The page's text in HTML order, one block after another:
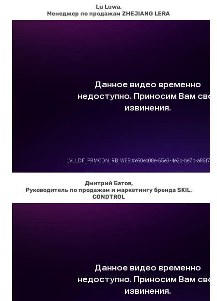
Lu Luwa,
Менеджер по продажам ZHEJIANG LERA
Дмитрий Батов,
Руководитель по продажам и маркетингу бренда SKIL,
CONDTROL